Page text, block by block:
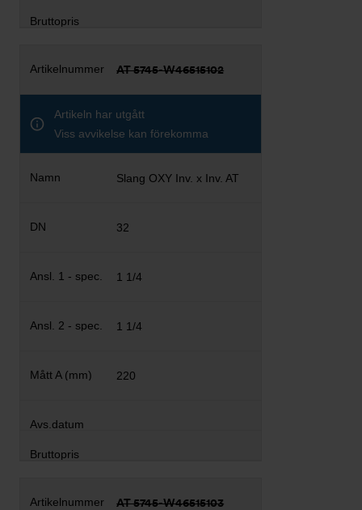
AT 5745-W46515102
Artikeln har utgått
Viss avvikelse kan förekomma
Slang OXY Inv. x Inv. AT
32
1 1/4
1 1/4
220
AT 5745-W46515103